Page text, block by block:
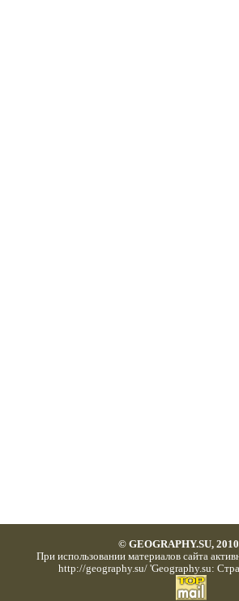
© GEOGRAPHY.SU,
При использовании материалов сайта
http://geography.su/ 'Geography.su: